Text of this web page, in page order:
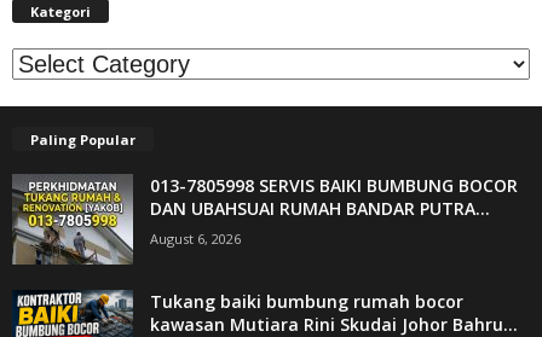
Kategori
Kategori
Paling Popular
013-7805998 SERVIS BAIKI BUMBUNG BOCOR
DAN UBAHSUAI RUMAH BANDAR PUTRA...
August 6, 2026
Tukang baiki bumbung rumah bocor
kawasan Mutiara Rini Skudai Johor Bahru...